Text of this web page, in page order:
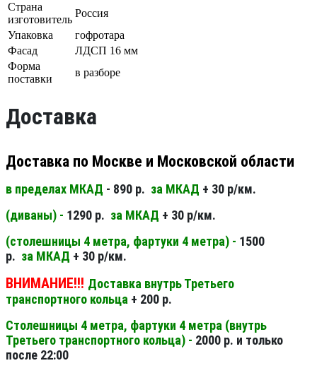
Страна
изготовитель
Россия
Упаковка
гофротара
Фасад
ЛДСП 16 мм
Форма
поставки
в разборе
Доставка
Доставка по Москве и Московской области
в пределах МКАД - 890 р. за МКАД + 30 р/км.
(диваны) - 1290 р. за МКАД + 30 р/км.
(столешницы 4 метра, фартуки 4 метра) - 1500
р. за МКАД + 30 р/км.
ВНИМАНИЕ!!! Доставка внутрь Третьего
транспортного кольца + 200 р.
Столешницы 4 метра, фартуки 4 метра (внутрь
Третьего транспортного кольца) - 2000 р. и только
после 22:00